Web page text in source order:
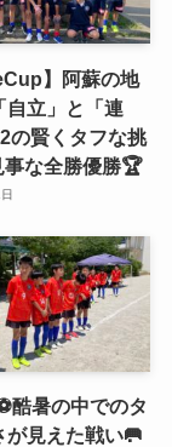
】阿蘇の地
自立」と「連
の賢くタフな挑
な全勝優勝🏆
酷暑の中でのタ
が見えた戦い🥅